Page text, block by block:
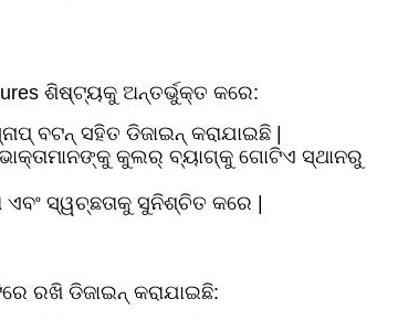
ଶିଷ୍ଟ୍ୟକୁ ଅନ୍ତର୍ଭୁକ୍ତ କରେ:
ବଟନ୍ ସହିତ ଡିଜାଇନ୍ କରାଯାଇଛି |
କୁଲର୍ ବ୍ୟାଗ୍କୁ ଗୋଟିଏ ସ୍ଥାନରୁ
ଏବଂ ସ୍ୱଚ୍ଛତାକୁ ସୁନିଶ୍ଚିତ କରେ |
ରଖି ଡିଜାଇନ୍ କରାଯାଇଛି: